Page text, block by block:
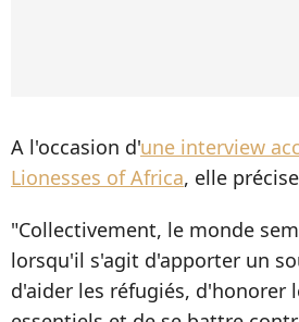
A l'occasion d'une interview
Lionesses of Africa, elle
"Collectivement, le monde
lorsqu'il s'agit d'apporter un
d'aider les réfugiés, d'honorer